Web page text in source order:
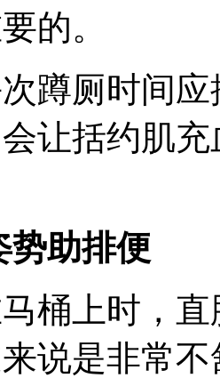
的。
厕时间应
让括约肌
助排便
上时，直
说是非常